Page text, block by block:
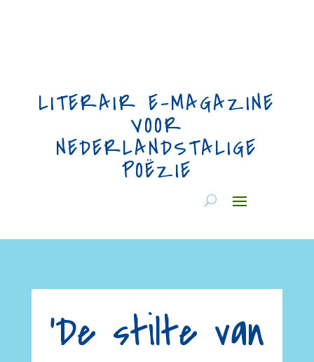
LITERAIR E-MAGAZINE
VOOR
NEDERLANDSTALIGE
POËZIE
‘De stilte van